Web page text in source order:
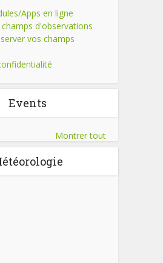
Apps en ligne
d'observations
vos champs
Events
Montrer tout